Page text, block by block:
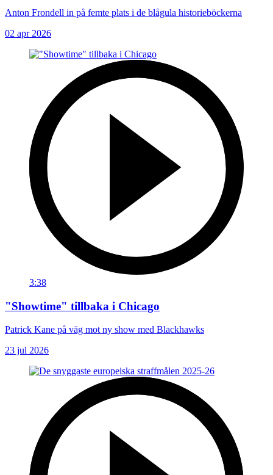
Anton Frondell in på femte plats i de blågula historieböckerna
02 apr 2026
3:38
"Showtime" tillbaka i Chicago
Patrick Kane på väg mot ny show med Blackhawks
23 jul 2026